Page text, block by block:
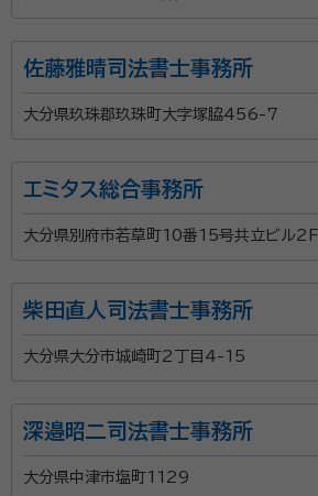
佐藤雅晴司法書士事務所
大分県玖珠郡玖珠町大字塚脇456-7
エミタス総合事務所
大分県別府市若草町10番15号共立ビル2F
柴田直人司法書士事務所
大分県大分市城崎町2丁目4-15
深邉昭二司法書士事務所
大分県中津市塩町1129